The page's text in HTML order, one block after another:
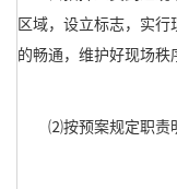
区域，设立标志，实
的畅通，维护好现场秩
⑵按预案规定职责明